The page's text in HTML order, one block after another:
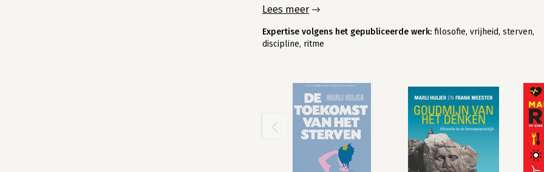
Lees meer
Expertise volgens het gepubliceerde werk: filosofie, vrijheid, sterven,
discipline, ritme